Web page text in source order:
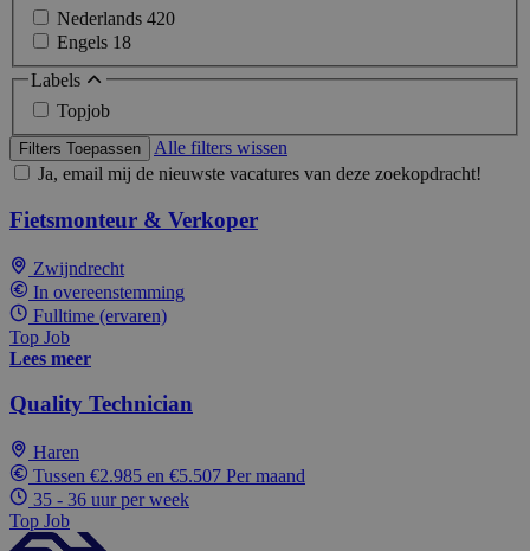
Nederlands 420
Engels 18
Labels
Topjob
Filters Toepassen
Alle filters wissen
Ja, email mij de nieuwste vacatures van deze zoekopdracht!
Fietsmonteur & Verkoper
Zwijndrecht
In overeenstemming
Fulltime (ervaren)
Top Job
Lees meer
Quality Technician
Haren
Tussen €2.985 en €5.507 Per maand
35 - 36 uur per week
Top Job